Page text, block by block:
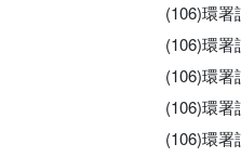
(106)環
(106)環
(106)環
(106)環
(106)環